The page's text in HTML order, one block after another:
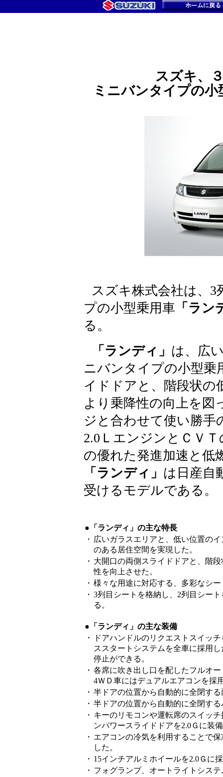
スズキ、
ミニバンタイプの
スズキ株式会社は、
プの小型乗用車 「ラン
る。
「ランディ」 は、広
ニバンタイプの小型乗
イドドアと、階段状の
より乗降性の向上を図
ジと合わせて使い勝手
2.0ＬエンジンとＣＶ
の優れた発進加速と低
「ランディ」 は日産自
受けるモデルである。
●「ランディ」の主な特長
・ 広いガラスエリアと、低い位置の
のある居住空間を実現した。
・ 大開口の両側スライドドアと、階
性を向上させた。
・ 様々な用途に対応する、多彩なシ
・ 3列目シートを格納し、2列目シー
る。
●「ランディ」の主な装備
・
ドアハンドルのリクエストスイッ
ススタートシステムを全車に採用
停止ができる。
・ 各席に吹き出し口を配したフルオ
4ＷＤ車にはデュアルエアコンを採
・ 半ドアの位置から自動的に全閉す
・ 半ドアの位置から自動的に全閉す
・ キーのリモコンや運転席のスイッ
ンパワースライドドアを2.0Ｇに装
・ エアコンの冷気を利用することで
した。
・ 15インチアルミホイールを2.0Ｇに
・ フォグランプ、オートライトシス